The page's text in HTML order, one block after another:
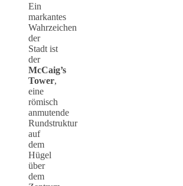
Ein
markantes
Wahrzeichen
der
Stadt ist
der
McCaig’s
Tower,
eine
römisch
anmutende
Rundstruktur
auf
dem
Hügel
über
dem